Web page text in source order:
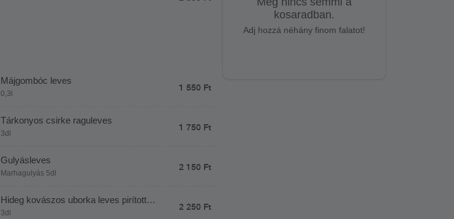
Májgombóc leves
0,3l
1 550 Ft
Tárkonyos csirke raguleves
3dl
1 750 Ft
Gulyásleves
Marhagulyás 5dl
2 150 Ft
Hideg kovászos uborka leves pirított
garnélával
3dl
2 250 Ft
kosaradban.
Adj hozzá néhány finom falatot!